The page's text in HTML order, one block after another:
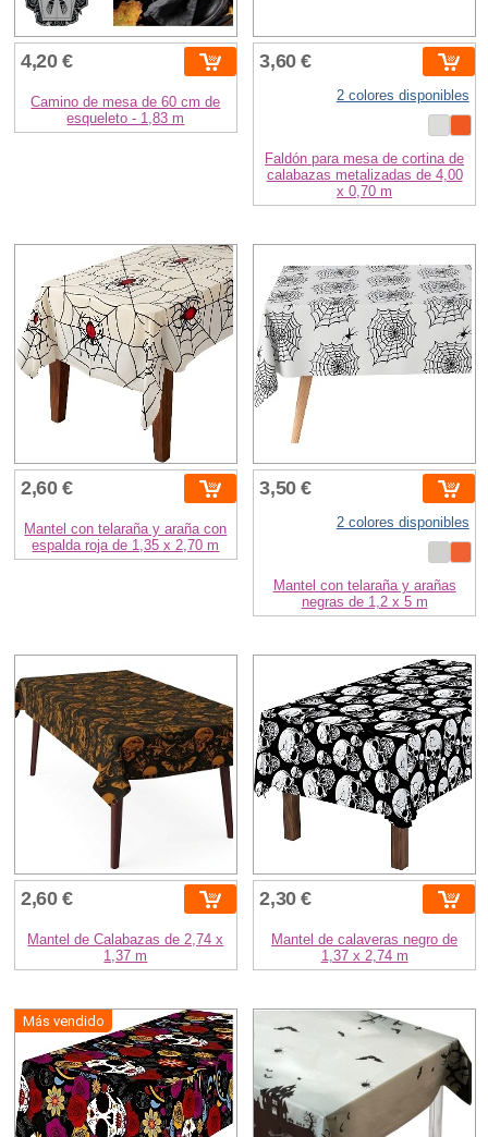
4,20 €
Camino de mesa de 60 cm de
esqueleto - 1,83 m
3,60 €
2 colores disponibles
Faldón para mesa de cortina de
calabazas metalizadas de 4,00
x 0,70 m
2,60 €
Mantel con telaraña y araña con
espalda roja de 1,35 x 2,70 m
3,50 €
2 colores disponibles
Mantel con telaraña y arañas
negras de 1,2 x 5 m
2,60 €
Mantel de Calabazas de 2,74 x
1,37 m
2,30 €
Mantel de calaveras negro de
1,37 x 2,74 m
Más vendido